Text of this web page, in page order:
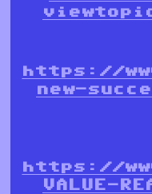
https://
new-
https://
VALUE-